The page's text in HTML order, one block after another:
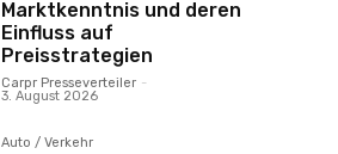
Marktkenntnis und deren
Einfluss auf
Preisstrategien
Carpr Presseverteiler -
3. August 2026
Auto / Verkehr